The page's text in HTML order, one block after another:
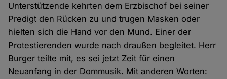
Unterstützende kehrten dem Erzbischof bei seiner
Predigt den Rücken zu und trugen Masken oder
hielten sich die Hand vor den Mund. Einer der
Protestierenden wurde nach draußen begleitet. Herr
Burger teilte mit, es sei jetzt Zeit für einen
Neuanfang in der Dommusik. Mit anderen Worten: